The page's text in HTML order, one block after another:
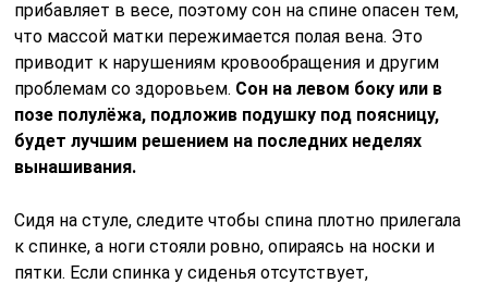
прибавляет в весе, поэтому сон на спине опасен тем,
что массой матки пережимается полая вена. Это
приводит к нарушениям кровообращения и другим
проблемам со здоровьем. Сон на левом боку или в
позе полулёжа, подложив подушку под поясницу,
будет лучшим решением на последних неделях
вынашивания.
Сидя на стуле, следите чтобы спина плотно прилегала
к спинке, а ноги стояли ровно, опираясь на носки и
пятки. Если спинка у сиденья отсутствует,